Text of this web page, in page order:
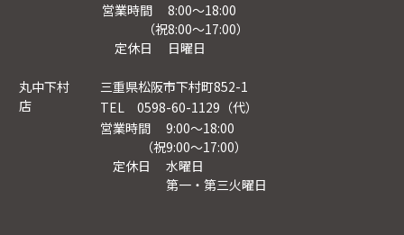
営業時間 8:00～18:00
（祝8:00〜17:00）
定休日 日曜日
丸中下村
店
三重県松阪市下村町852-1
TEL 0598-60-1129（代）
営業時間 9:00～18:00
（祝9:00〜17:00）
定休日 水曜日
第一・第三火曜日